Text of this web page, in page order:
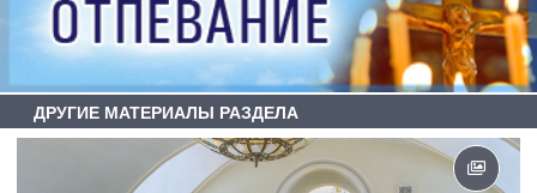
ДРУГИЕ МАТЕРИАЛЫ РАЗДЕЛА